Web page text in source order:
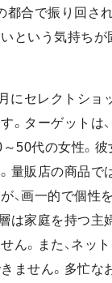
都合で振り回さ
という気持ちが
にセレクトショ
。ターゲットは
50代の女性。
量販店の商品で
、画一的で個性
は家庭を持つ主
ん。また、ネッ
ません。多忙な